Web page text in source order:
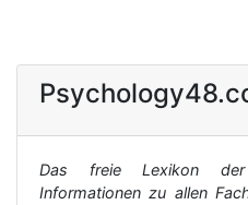
Das freie Lexikon der
Informationen zu allen